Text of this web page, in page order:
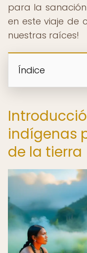
para la
en este viaje de
nuestras raíces!
Índice
indígenas
de la tierra